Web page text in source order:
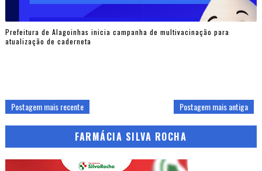
Prefeitura de Alagoinhas inicia campanha de multivacinação para
atualização de caderneta
Postagem mais recente Postagem mais antiga
FARMÁCIA SILVA ROCHA